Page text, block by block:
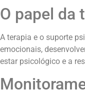
O papel da
A terapia e o suporte
emocionais,
estar psicológico e a